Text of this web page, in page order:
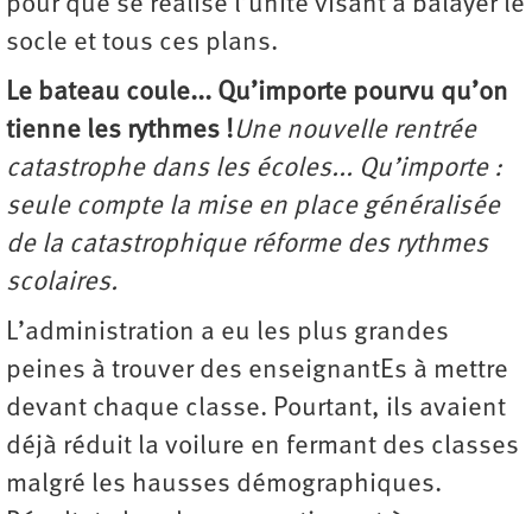
socle et tous ces plans.
Le bateau coule... Qu’importe pourvu qu’on
tienne les rythmes !Une nouvelle rentrée
catastrophe dans les écoles... Qu’importe :
seule compte la mise en place généralisée
de la catastrophique réforme des rythmes
scolaires.
L’administration a eu les plus grandes
peines à trouver des enseignantEs à mettre
devant chaque classe. Pourtant, ils avaient
déjà réduit la voilure en fermant des classes
malgré les hausses démographiques.